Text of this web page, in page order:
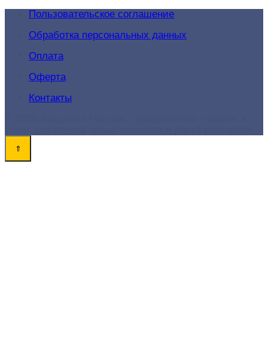
Пользовательское соглашение
Обработка персональных данных
Оплата
Оферта
Контакты